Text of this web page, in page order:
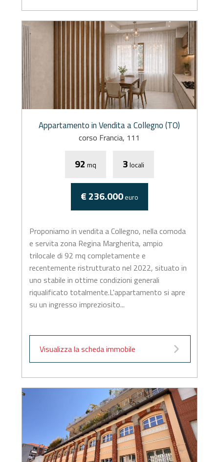
Appartamento in Vendita a Collegno (TO)
corso Francia, 111
92 mq 3locali
€ 236.000euro
Proponiamo in vendita a Collegno, nella comoda
e servita zona Regina Margherita, ampio
trilocale di 92 mq completamente e
recentemente ristrutturato nel 2022, situato in
uno stabile in ottime condizioni generali
riqualificato totalmente.L'appartamento si apre
su un ingresso impreziosito...
Visualizza la scheda immobile